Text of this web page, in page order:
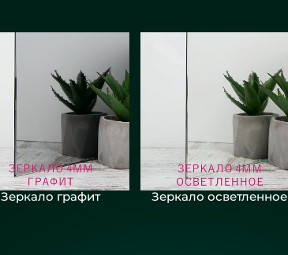
Зеркало графит Зеркало осветленное